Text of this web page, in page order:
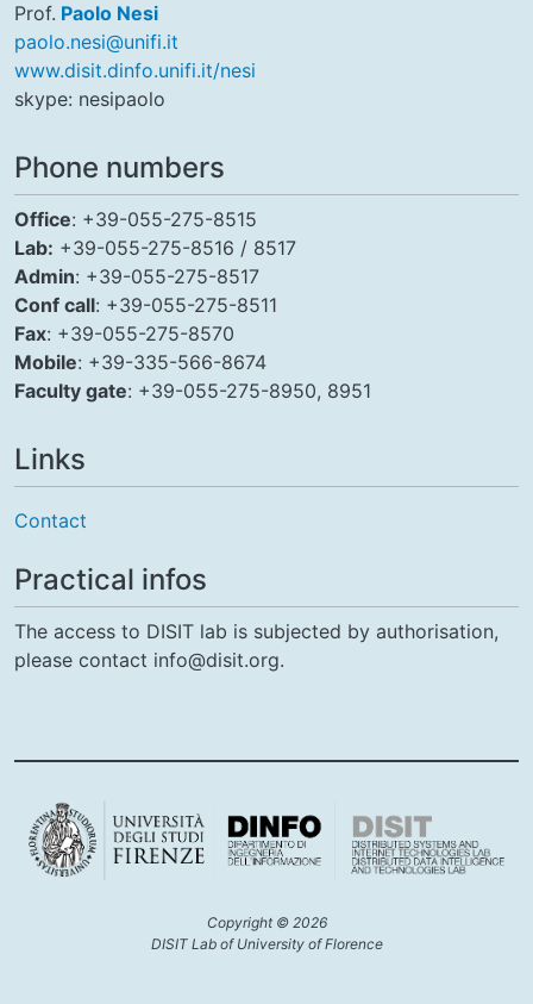
Prof. Paolo Nesi
paolo.nesi@unifi.it
www.disit.dinfo.unifi.it/nesi
skype: nesipaolo
Phone numbers
Office: +39-055-275-8515
Lab: +39-055-275-8516 / 8517
Admin: +39-055-275-8517
Conf call: +39-055-275-8511
Fax: +39-055-275-8570
Mobile: +39-335-566-8674
Faculty gate: +39-055-275-8950, 8951
Links
Contact
Practical infos
The access to DISIT lab is subjected by authorisation,
please contact info@disit.org.
Copyright © 2026
DISIT Lab of University of Florence